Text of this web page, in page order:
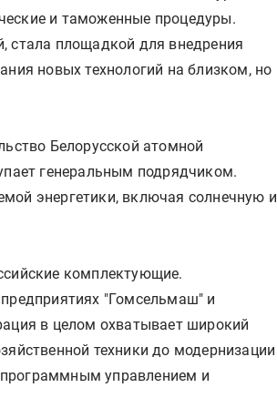
и таможенные процедуры.
стала площадкой для внедрения
новых технологий на близком, но
Белорусской атомной
генеральным подрядчиком.
энергетики, включая солнечную и
комплектующие.
"Гомсельмаш" и
в целом охватывает широкий
техники до модернизации
управлением и